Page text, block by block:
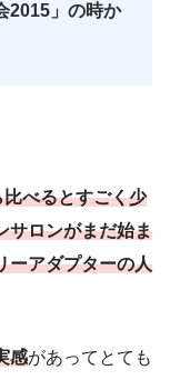
2015」の時か
べるとすごく少
サロンがまだ始ま
ーアダプターの人
感があってとても